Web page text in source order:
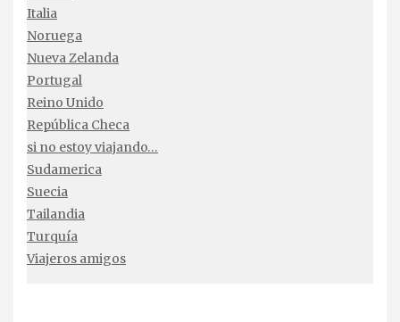
Italia
Noruega
Nueva Zelanda
Portugal
Reino Unido
República Checa
si no estoy viajando…
Sudamerica
Suecia
Tailandia
Turquía
Viajeros amigos